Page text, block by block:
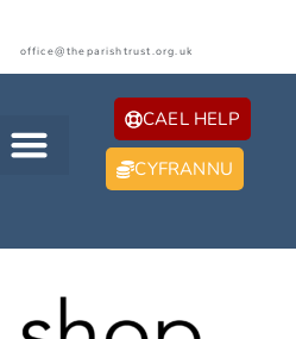
office@theparishtrust.org.uk
CAEL HELP
CYFRANNU